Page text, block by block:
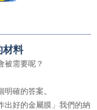
材料
被需要呢？
確的答案。
出好的金屬膜」我們的納